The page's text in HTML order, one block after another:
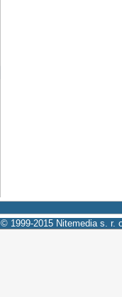
© 1999-2015 Nitemedia s. r.